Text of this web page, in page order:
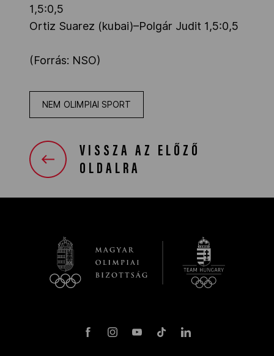
1,5:0,5
Ortiz Suarez (kubai)–Polgár Judit 1,5:0,5
(Forrás: NSO)
NEM OLIMPIAI SPORT
VISSZA AZ ELŐZŐ
OLDALRA